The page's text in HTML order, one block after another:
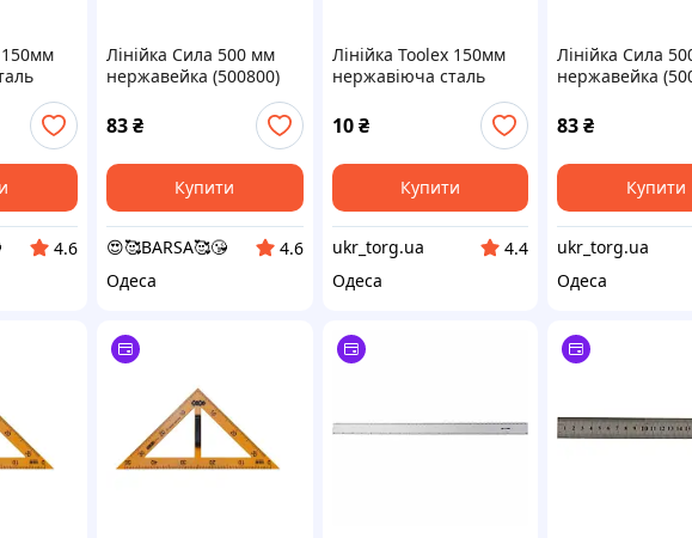
150мм
4.6
Лінійка Сила 500 мм
нержавейка (500800)
83₴
Купити
😍🥰BARSA🥰😘
4.6
Одеса
Лінійка Toolex 150мм
нержавіюча сталь
10 ₴
Купити
ukr_torg.ua
4.4
Одеса
Лінійка Сила
нержавейка
83₴
Купити
ukr_torg.ua
Одеса